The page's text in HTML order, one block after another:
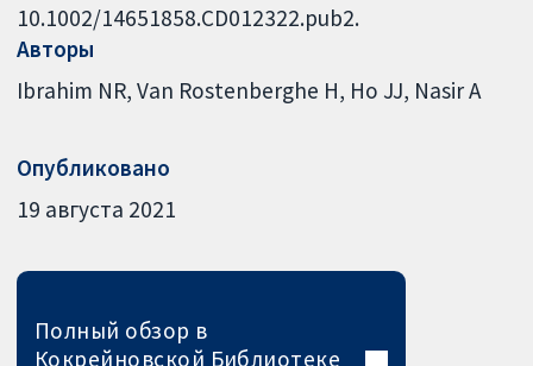
10.1002/14651858.CD012322.pub2.
Авторы
Ibrahim NR Van Rostenberghe H Ho JJ Nasir A
Опубликовано
19 августа 2021
Полный обзор в
Кокрейновской Библиотеке